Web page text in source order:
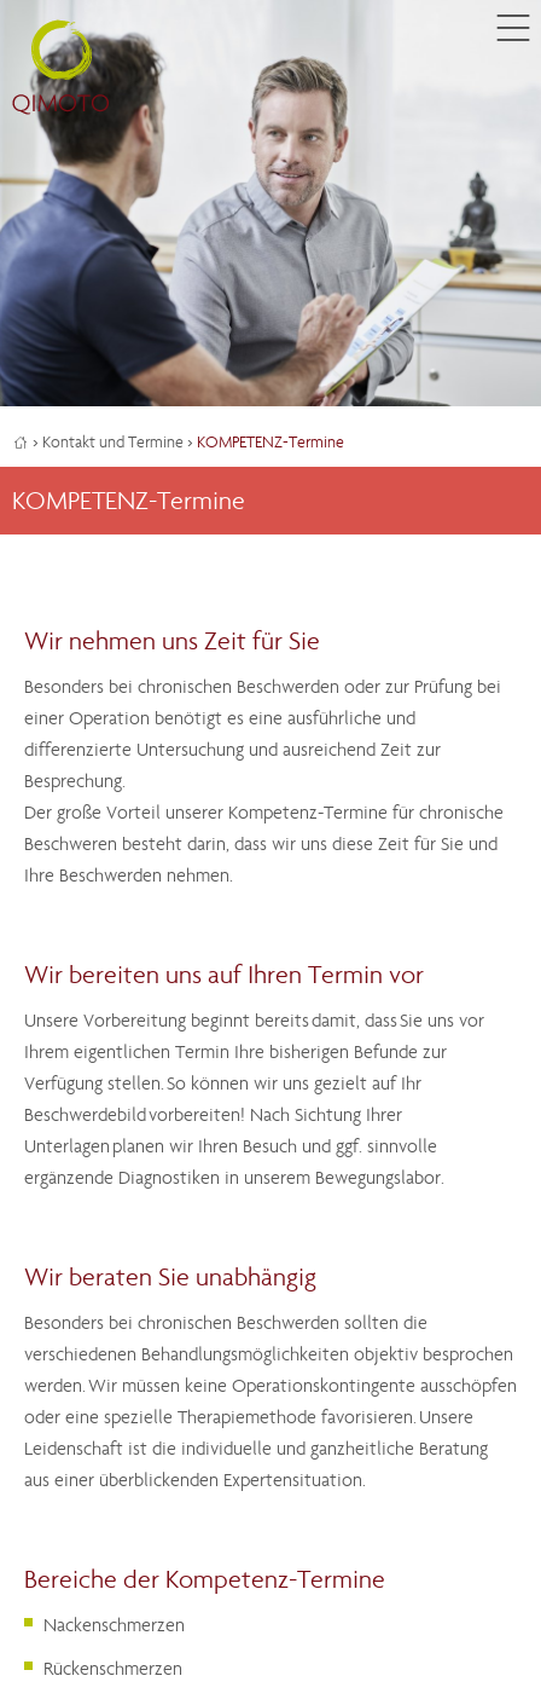
› Kontakt und Termine› KOMPETENZ-Termine
KOMPETENZ-Termine
Wir nehmen uns Zeit für Sie
Besonders bei chronischen Beschwerden oder zur Prüfung bei
einer Operation benötigt es eine ausführliche und
differenzierte Untersuchung und ausreichend Zeit zur
Besprechung.
Der große Vorteil unserer Kompetenz-Termine für chronische
Beschweren besteht darin, dass wir uns diese Zeit für Sie und
Ihre Beschwerden nehmen.
Wir bereiten uns auf Ihren Termin vor
Unsere Vorbereitung beginnt bereits damit, dass Sie uns vor
Ihrem eigentlichen Termin Ihre bisherigen Befunde zur
Verfügung stellen. So können wir uns gezielt auf Ihr
Beschwerdebild vorbereiten! Nach Sichtung Ihrer
Unterlagen planen wir Ihren Besuch und ggf. sinnvolle
ergänzende Diagnostiken in unserem Bewegungslabor.
Wir beraten Sie unabhängig
Besonders bei chronischen Beschwerden sollten die
verschiedenen Behandlungsmöglichkeiten objektiv besprochen
werden. Wir müssen keine Operationskontingente ausschöpfen
oder eine spezielle Therapiemethode favorisieren. Unsere
Leidenschaft ist die individuelle und ganzheitliche Beratung
aus einer überblickenden Expertensituation.
Bereiche der Kompetenz-Termine
Nackenschmerzen
Rückenschmerzen